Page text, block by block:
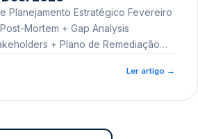
Planejamento Estratégico Fevereiro
Mortem + Gap Analysis
+ Plano de Remediação
Ler artigo →